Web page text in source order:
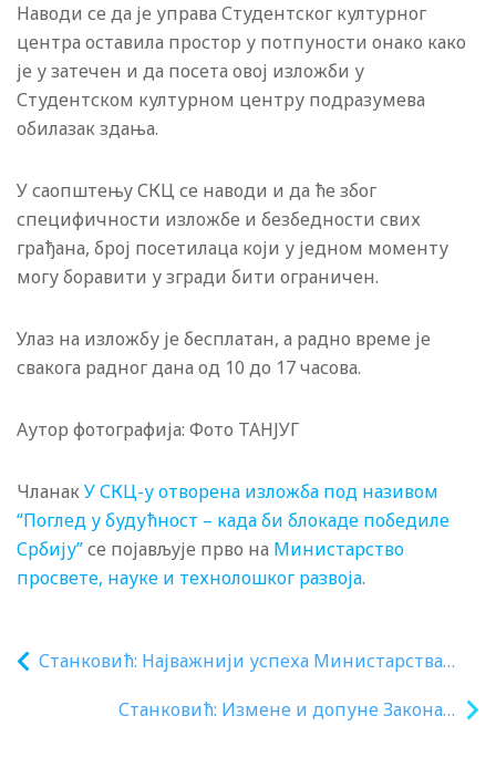
Наводи се да је управа Студентског културног
центра оставила простор у потпуности онако како
је у затечен и да посета овој изложби у
Студентском културном центру подразумева
обилазак здања.
У саопштењу СКЦ се наводи и да ће због
специфичности изложбе и безбедности свих
грађана, број посетилаца који у једном моменту
могу боравити у згради бити ограничен.
Улаз на изложбу је бесплатан, а радно време је
свакога радног дана од 10 до 17 часова.
Аутор фотографија: Фото ТАНЈУГ
ЧланакУ СКЦ-у отворена изложба под називом
“Поглед у будућност – када би блокаде победиле
Србију”се појављује прво на Министарство
просвете, науке и технолошког развоја.
Станковић: Најважнији успеха Министарства
нормализација наставе на свим нивоима
Станковић: Измене и допуне Закона о